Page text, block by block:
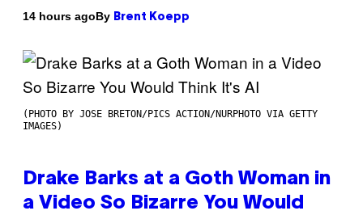
14 hours agoBy Brent Koepp
(PHOTO BY JOSE BRETON/PICS ACTION/NURPHOTO VIA GETTY
IMAGES)
Drake Barks at a Goth Woman in
a Video So Bizarre You Would